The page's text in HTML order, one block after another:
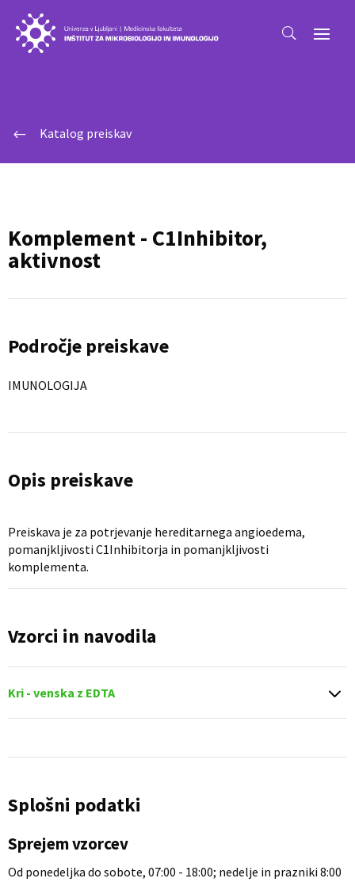
# Katalog preiskav
Komplement - C1Inhibitor,
aktivnost
Področje preiskave
IMUNOLOGIJA
Opis preiskave
Preiskava je za potrjevanje hereditarnega angioedema,
pomanjkljivosti C1Inhibitorja in pomanjkljivosti
komplementa.
Vzorci in navodila
Kri - venska z EDTA
Splošni podatki
Sprejem vzorcev
Od ponedeljka do sobote, 07:00 - 18:00; nedelje in prazniki 8:00